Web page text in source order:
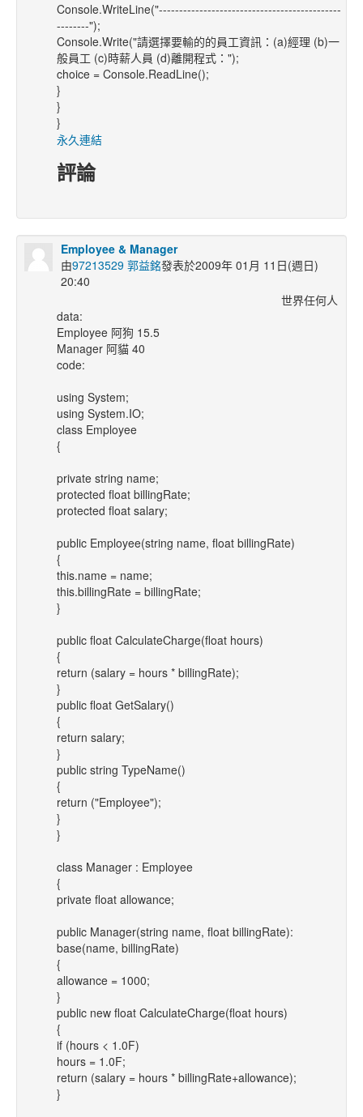
Console.WriteLine("---------------------------------------------
--------");
Console.Write("請選擇要輸的的員工資訊：(a)經理 (b)一
般員工 (c)時薪人員 (d)離開程式：");
choice = Console.ReadLine();
}
}
}
永久連結
評論
Employee & Manager
由97213529 郭益銘發表於2009年 01月 11日(週日)
20:40
世界任何人
data:
Employee 阿狗 15.5
Manager 阿貓 40
code:
using System;
using System.IO;
class Employee
{
private string name;
protected float billingRate;
protected float salary;
public Employee(string name, float billingRate)
{
this.name = name;
this.billingRate = billingRate;
}
public float CalculateCharge(float hours)
{
return (salary = hours * billingRate);
}
public float GetSalary()
{
return salary;
}
public string TypeName()
{
return ("Employee");
}
}
class Manager : Employee
{
private float allowance;
public Manager(string name, float billingRate):
base(name, billingRate)
{
allowance = 1000;
}
public new float CalculateCharge(float hours)
{
if (hours < 1.0F)
hours = 1.0F;
return (salary = hours * billingRate+allowance);
}